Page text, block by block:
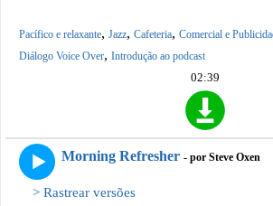
Pacífico e relaxante, Jazz, Cafeteria, Comercial e
Diálogo Voice Over, Introdução ao podcast
02:39
Morning Refresher - por Steve Oxen
> Rastrear versões